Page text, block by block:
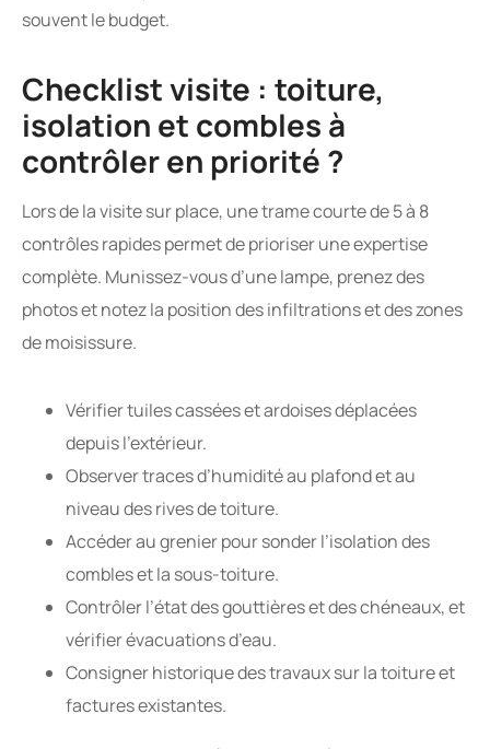
souvent le budget.
Checklist visite : toiture,
isolation et combles à
contrôler en priorité ?
Lors de la visite sur place, une trame courte de 5 à 8
contrôles rapides permet de prioriser une expertise
complète. Munissez-vous d’une lampe, prenez des
photos et notez la position des infiltrations et des zones
de moisissure.
Vérifier tuiles cassées et ardoises déplacées
depuis l’extérieur.
Observer traces d’humidité au plafond et au
niveau des rives de toiture.
Accéder au grenier pour sonder l’isolation des
combles et la sous-toiture.
Contrôler l’état des gouttières et des chéneaux, et
vérifier évacuations d’eau.
Consigner historique des travaux sur la toiture et
factures existantes.